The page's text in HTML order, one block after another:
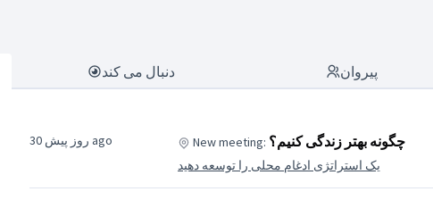
دنبال می کند پیروان
30 روز پیش ago New meeting: چگونه بهتر زندگی کنیم؟
یک استراتژی ادغام محلی را توسعه دهید